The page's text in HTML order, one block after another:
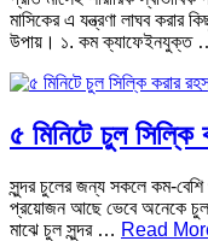
মাসিকের এ যন্ত্রণা লাঘব
উপায়। ১. কম ক্যাফেইনযুক্ত
৫ মিনিটে চুল
সুন্দর চুলের জন্য সকলে কম-
প্রয়োজন আছে ভেবে অনেকে চুল
মাঝে চুল সুন্দর … Read